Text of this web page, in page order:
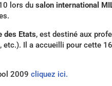
lors dusalon international
des Etats, est destiné aux
etc.). Il a accueilli pour cette
2009cliquez ici.